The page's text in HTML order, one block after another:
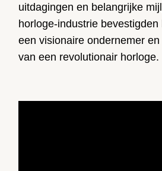
uitdagingen en belangrijke
horloge-industrie bevestigden
een visionaire ondernemer
van een revolutionair horloge.